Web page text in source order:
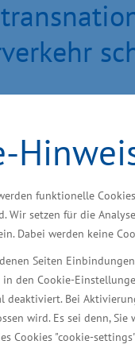
funktionelle
Wir setzen für die
Dabei werden keine
Seiten
in den Cookie-
Bei
wird. Es sei denn,
Cookies "cookie-
und
Vidzeme bis
und -partner
Wasserstoff ist
Partnern die